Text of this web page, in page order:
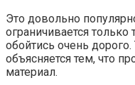
Это довольно
ограничивается
обойтись очень
объясняется тем, что
материал.